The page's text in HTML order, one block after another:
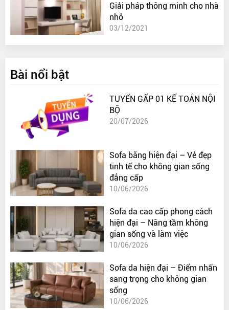
Giải pháp thông minh cho nhà
nhỏ
03/12/2021
Bài nổi bật
TUYỂN GẤP 01 KẾ TOÁN NỘI
BỘ
20/07/2026
Sofa băng hiện đại – Vẻ đẹp
tinh tế cho không gian sống
đẳng cấp
10/06/2026
Sofa da cao cấp phong cách
hiện đại – Nâng tầm không
gian sống và làm việc
10/06/2026
Sofa da hiện đại – Điểm nhấn
sang trọng cho không gian
sống
10/06/2026